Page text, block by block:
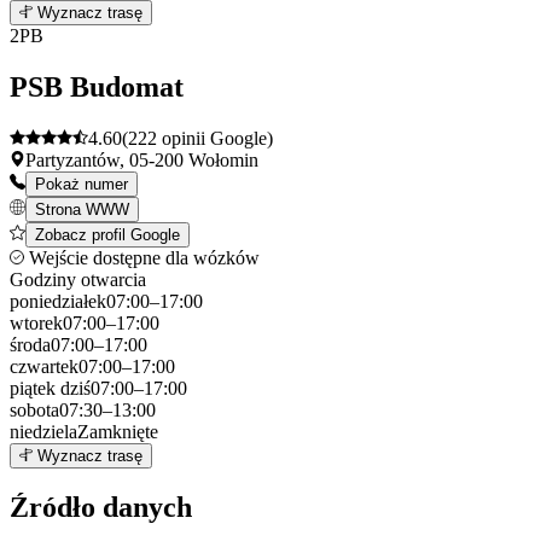
+
Wyznacz trasę
2PB
PSB Budomat
4.60(222 opinii Google)
Partyzantów, 05-200 Wołomin
Pokaż numer
Strona WWW
Zobacz profil Google
Wejście dostępne dla wózków
Godziny otwarcia
poniedziałek07:00–17:00
wtorek07:00–17:00
środa07:00–17:00
czwartek07:00–17:00
piątek dziś07:00–17:00
sobota07:30–13:00
niedzielaZamknięte
+
−
Wyznacz trasę
Źródło danych